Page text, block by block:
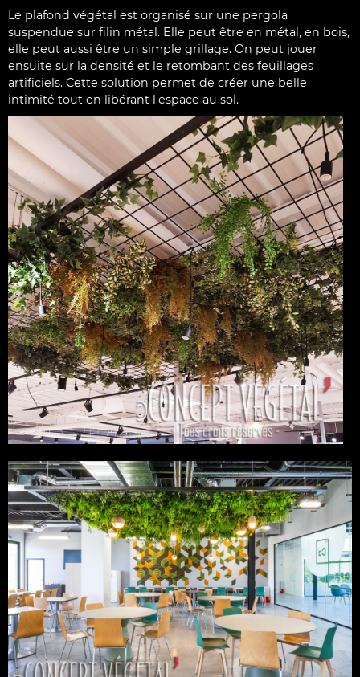
Le plafond végétal est organisé sur une pergola
suspendue sur filin métal. Elle peut être en métal, en bois,
elle peut aussi être un simple grillage. On peut jouer
ensuite sur la densité et le retombant des feuillages
artificiels. Cette solution permet de créer une belle
intimité tout en libérant l'espace au sol.